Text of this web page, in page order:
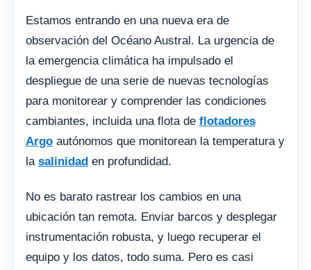
Estamos entrando en una nueva era de
observación del Océano Austral. La urgencia de
la emergencia climática ha impulsado el
despliegue de una serie de nuevas tecnologías
para monitorear y comprender las condiciones
cambiantes, incluida una flota de flotadores
Argo autónomos que monitorean la temperatura y
la salinidad en profundidad.
No es barato rastrear los cambios en una
ubicación tan remota. Enviar barcos y desplegar
instrumentación robusta, y luego recuperar el
equipo y los datos, todo suma. Pero es casi